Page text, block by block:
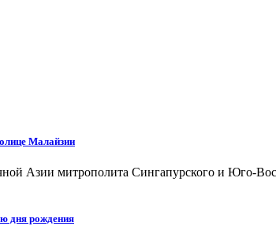
Малайзии
Азии митрополита Сингапурского и Юго-
дня рождения